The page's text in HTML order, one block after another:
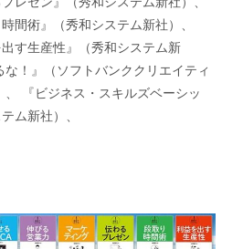
間術』（秀和システム新社）、
出す生産性』（秀和システム新
！』（ソフトバンククリエイティ
『ビジネス・スキルズベーシッ
ム新社）、